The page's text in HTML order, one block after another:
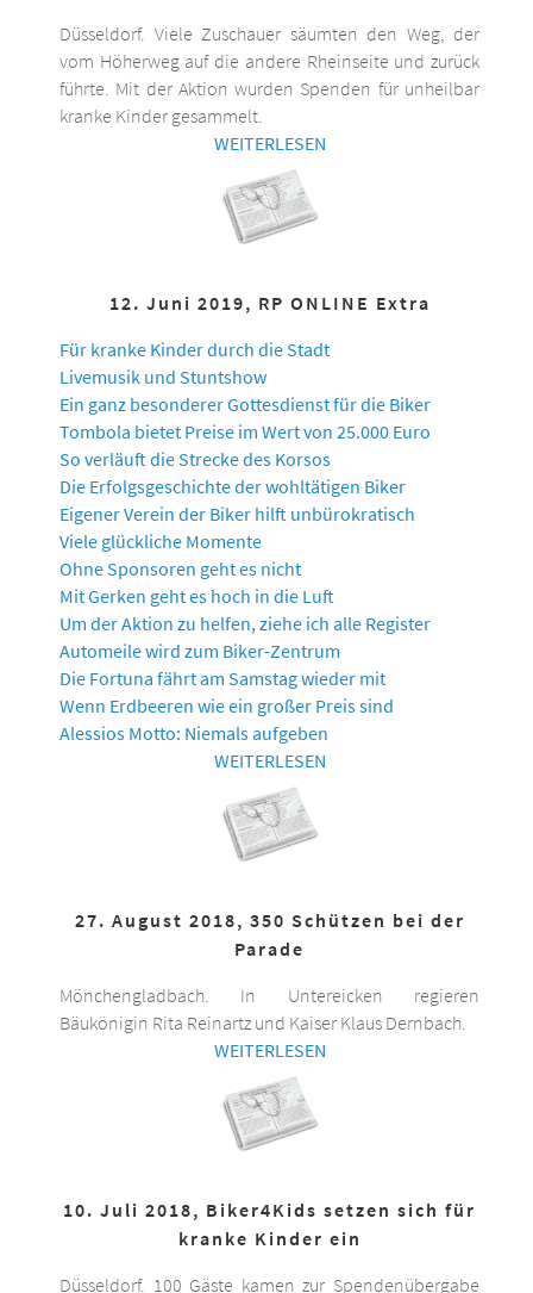
Düsseldorf. Viele Zuschauer säumten den Weg, der
vom Höherweg auf die andere Rheinseite und zurück
führte. Mit der Aktion wurden Spenden für unheilbar
kranke Kinder gesammelt.
WEITERLESEN
12. Juni 2019, RP ONLINE Extra
Für kranke Kinder durch die Stadt
Livemusik und Stuntshow
Ein ganz besonderer Gottesdienst für die Biker
Tombola bietet Preise im Wert von 25.000 Euro
So verläuft die Strecke des Korsos
Die Erfolgsgeschichte der wohltätigen Biker
Eigener Verein der Biker hilft unbürokratisch
Viele glückliche Momente
Ohne Sponsoren geht es nicht
Mit Gerken geht es hoch in die Luft
Um der Aktion zu helfen, ziehe ich alle Register
Automeile wird zum Biker-Zentrum
Die Fortuna fährt am Samstag wieder mit
Wenn Erdbeeren wie ein großer Preis sind
Alessios Motto: Niemals aufgeben
WEITERLESEN
27. August 2018, 350 Schützen bei der
Parade
Mönchengladbach. In Untereicken regieren
Bäukönigin Rita Reinartz und Kaiser Klaus Dernbach.
WEITERLESEN
10. Juli 2018, Biker4Kids setzen sich für
kranke Kinder ein
Düsseldorf. 100 Gäste kamen zur Spendenübergabe